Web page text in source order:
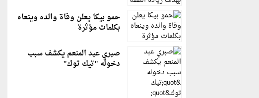
حمو بيكا يعلن وفاة والده وينعاه
بكلمات مؤثرة
صبري عبد المنعم يكشف سبب
دخوله "تيك توك"